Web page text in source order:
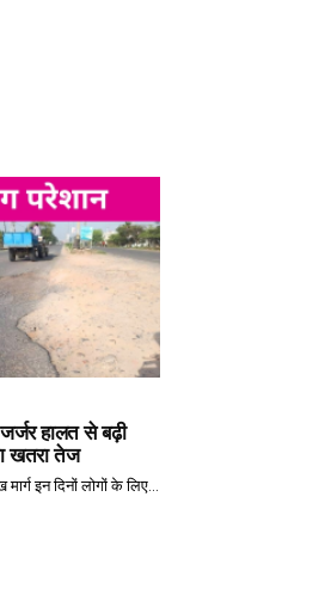
हालत से बढ़ी
खतरा तेज
इन दिनों लोगों के लिए...